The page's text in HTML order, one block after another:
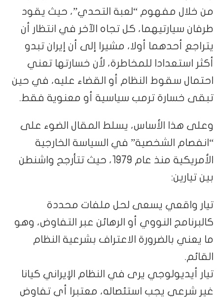
من خلال مفهوم “لعبة التحدي”، حيث يقود
طرفان سيارتيهما، كل تجاه الآخر في انتظار أن
يتراجع أحدهما أولا، مشيرا إلى أن إيران تبدو
أكثر استعدادا للمخاطرة، لأن خسارتها تعني
احتمال سقوط النظام أو القضاء عليه، في حين
تبقى خسارة ترمب سياسية أو معنوية فقط.
وعلى هذا الأساس، يسلط المقال الضوء على
“انفصام الشخصية” في السياسة الخارجية
الأمريكية منذ عام 1979، حيث تتأرجح واشنطن
بين تيارين:
تيار واقعي يسعى لحل ملفات محددة
كالبرنامج النووي أو الرهائن عبر التفاوض، وهو
ما يعني بالضرورة الاعتراف بشرعية النظام
القائم.
تيار أيديولوجي يرى في النظام الإيراني كيانا
غير شرعي يجب استئصاله، معتبرا أي تفاوض